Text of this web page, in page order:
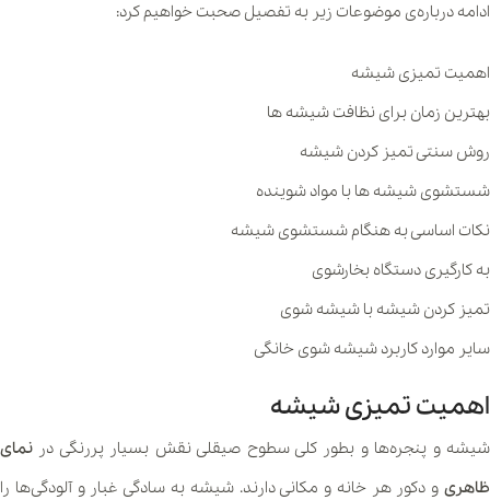
ادامه درباره‌ی موضوعات زیر به تفصیل صحبت خواهیم کرد:
اهمیت تمیزی شیشه
بهترین زمان برای نظافت شیشه ها
روش سنتی تمیز کردن شیشه
شستشوی شیشه ها با مواد شوینده
نکات اساسی به هنگام شستشوی شیشه
به کارگیری دستگاه بخارشوی
تمیز کردن شیشه با شیشه شوی
سایر موارد کاربرد شیشه شوی خانگی
اهمیت تمیزی شیشه
شیشه‌ و پنجره‌ها و بطور کلی سطوح صیقلی نقش بسیار پررنگی در نمای
ظاهری و دکور هر خانه و مکانی دارند. شیشه به سادگی غبار و آلودگی‌ها را